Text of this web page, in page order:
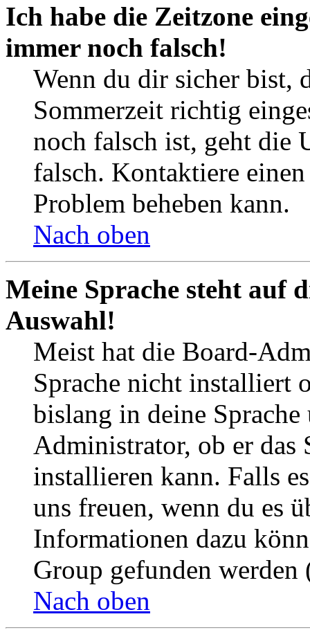
Ich habe die Zeitzone
immer noch falsch!
Wenn du dir sicher bist,
Sommerzeit richtig
noch falsch ist, geht die
falsch. Kontaktiere
Problem beheben kann.
Nach oben
Meine Sprache steht auf
Auswahl!
Meist hat die Board-
Sprache nicht installiert
bislang in deine
Administrator, ob er das
installieren kann. Falls
uns freuen, wenn du es
Informationen dazu
Group gefunden
Nach oben